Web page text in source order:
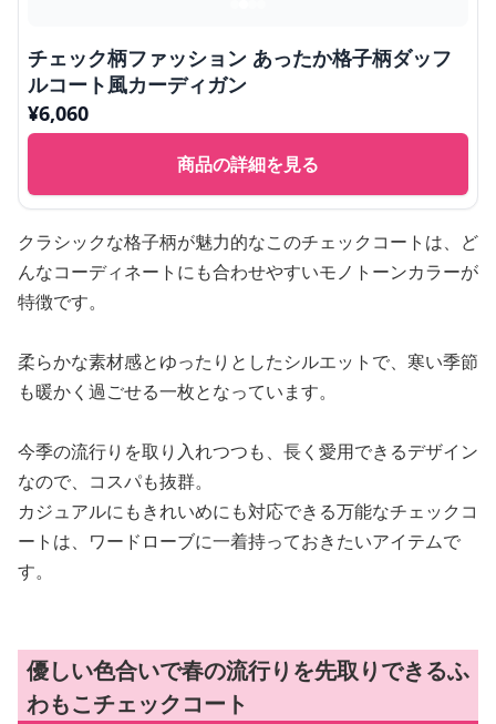
チェック柄ファッション あったか格子柄ダッフ
ルコート風カーディガン
¥6,060
商品の詳細を見る
クラシックな格子柄が魅力的なこのチェックコートは、ど
んなコーディネートにも合わせやすいモノトーンカラーが
特徴です。
柔らかな素材感とゆったりとしたシルエットで、寒い季節
も暖かく過ごせる一枚となっています。
今季の流行りを取り入れつつも、長く愛用できるデザイン
なので、コスパも抜群。
カジュアルにもきれいめにも対応できる万能なチェックコ
ートは、ワードローブに一着持っておきたいアイテムで
す。
優しい色合いで春の流行りを先取りできるふ
わもこチェックコート